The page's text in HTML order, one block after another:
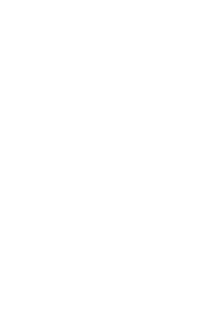
sind bereits
wollt, sichert euch
Qualifkations-
mit
Geräten: